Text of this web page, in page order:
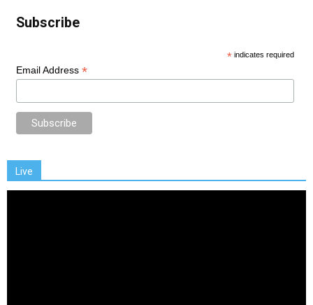
Subscribe
* indicates required
Email Address *
Live